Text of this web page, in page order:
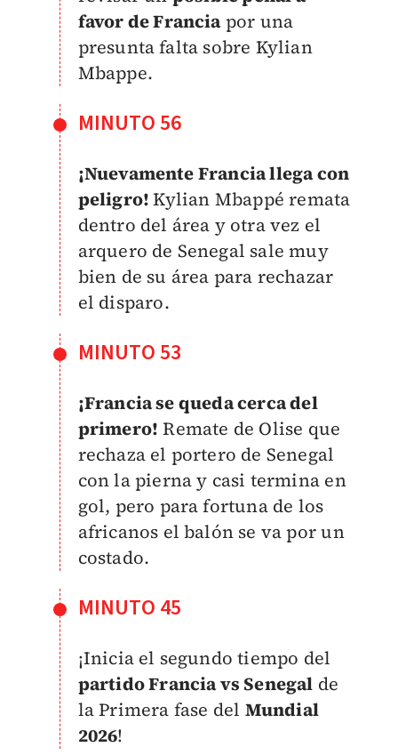
favor de Franciapor una
presunta falta sobre Kylian
Mbappe.
MINUTO 56
¡Nuevamente Francia llega con
peligro!Kylian Mbappé remata
dentro del área y otra vez el
arquero de Senegal sale muy
bien de su área para rechazar
el disparo.
MINUTO 53
¡Francia se queda cerca del
primero! Remate de Olise que
rechaza el portero de Senegal
con la pierna y casi termina en
gol, pero para fortuna de los
africanos el balón se va por un
costado.
MINUTO 45
¡Inicia el segundo tiempo del
partido Francia vs Senegal de
la Primera fase del Mundial
2026!